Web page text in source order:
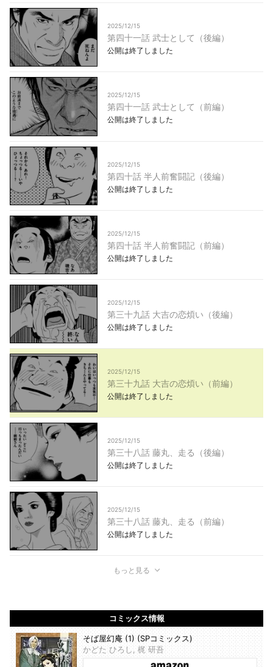
2025/12/15
第四十一話 武士として（後編）
公開は終了しました
2025/12/15
第四十一話 武士として（前編）
公開は終了しました
2025/12/15
第四十話 半人前奮闘記（後編）
公開は終了しました
2025/12/15
第四十話 半人前奮闘記（前編）
公開は終了しました
2025/12/15
第三十九話 大吉の恋煩い（後編）
公開は終了しました
2025/12/15
第三十九話 大吉の恋煩い（前編）
公開は終了しました
2025/12/15
第三十八話 藤丸、走る（後編）
公開は終了しました
2025/12/15
第三十八話 藤丸、走る（前編）
公開は終了しました
もっと見る
コミックス情報
そば屋幻庵 (1) (SPコミックス)
かどた ひろし, 梶 研吾